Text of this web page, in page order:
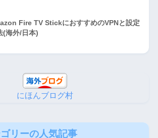
Fire TV StickにおすすめのVPNと設定
(海外/日本)
にほんブログ村
リーの人気記事